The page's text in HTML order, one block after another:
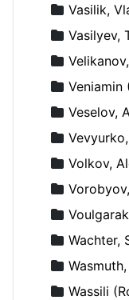
Vasilik,
Vasilyev,
Veniamin
Veselov,
Volkov,
Wachter,
Wassili